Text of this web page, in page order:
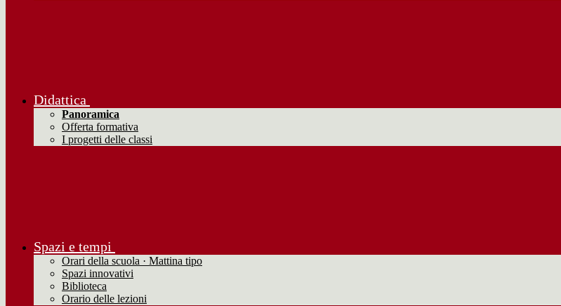
Didattica
Panoramica
Offerta formativa
I progetti delle classi
Spazi e tempi
Orari della scuola · Mattina tipo
Spazi innovativi
Biblioteca
Orario delle lezioni